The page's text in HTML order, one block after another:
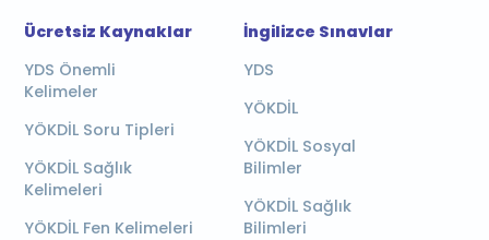
Ücretsiz Kaynaklar
YDS Önemli
Kelimeler
YÖKDİL Soru Tipleri
YÖKDİL Sağlık
Kelimeleri
YÖKDİL Fen Kelimeleri
İngilizce Sınavlar
YDS
YÖKDİL
YÖKDİL Sosyal
Bilimler
YÖKDİL Sağlık
Bilimleri